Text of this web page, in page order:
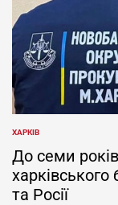
ОПУБЛІКУВАТИ
У
ХАРКІВ
До семи
та Росії